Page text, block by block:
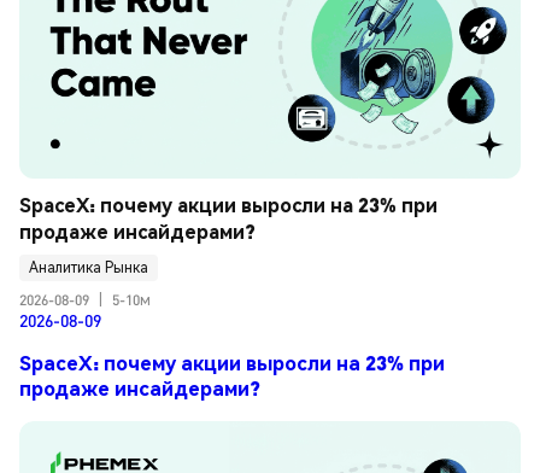
SpaceX: почему акции выросли на 23% при
продаже инсайдерами?
Аналитика Рынка
2026-08-09
5-10м
2026-08-09
SpaceX: почему акции выросли на 23% при
продаже инсайдерами?